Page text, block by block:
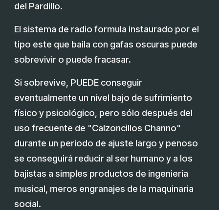
del Pardillo.
El sistema de radio formula instaurado por el
tipo este que baila con gafas oscuras puede
sobrevivir o puede fracasar.
Si sobrevive, PUEDE conseguir
eventualmente un nivel bajo de sufrimiento
físico y psicológico, pero sólo después del
uso frecuente de "Calzoncillos Channo"
durante un periodo de ajuste largo y penoso
se conseguirá reducir al ser humano y a los
bajistas a simples productos de ingeniería
musical, meros engranajes de la maquinaria
social.